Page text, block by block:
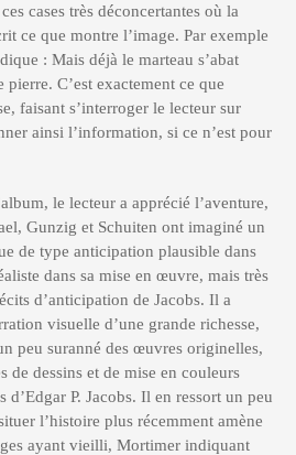
cases très déconcertantes où la
ce que montre l’image. Par exemple
: Mais déjà le marteau s’abat
pierre. C’est exactement ce que
faisant s’interroger le lecteur sur
ainsi l’information, si ce n’est pour
le lecteur a apprécié l’aventure,
Gunzig et Schuiten ont imaginé un
de type anticipation plausible dans
dans sa mise en œuvre, mais très
d’anticipation de Jacobs. Il a
visuelle d’une grande richesse,
peu suranné des œuvres originelles,
de dessins et de mise en couleurs
d’Edgar P. Jacobs. Il en ressort un peu
l’histoire plus récemment amène
ayant vieilli, Mortimer indiquant